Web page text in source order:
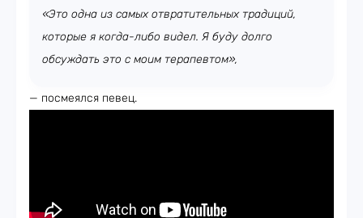
«Это одна из самых отвратительных традиций,
которые я когда-либо видел. Я буду долго
обсуждать это с моим терапевтом»,
— посмеялся певец.